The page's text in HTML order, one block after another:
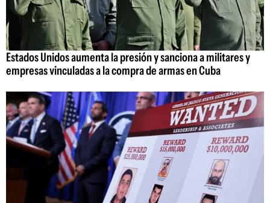
Estados Unidos aumenta la presión y sanciona a militares y
empresas vinculadas a la compra de armas en Cuba